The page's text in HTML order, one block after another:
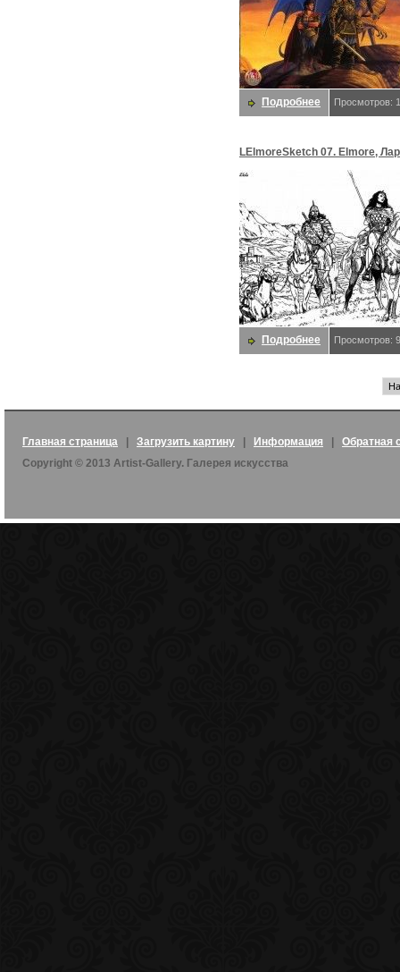
Подробнее Просмотров:
LElmoreSketch 07. Elmore,
Подробнее Просмотров:
Главная страница Загрузить картину Информация
Обратная
Copyright © 2013 Artist-Gallery. Галерея искусства